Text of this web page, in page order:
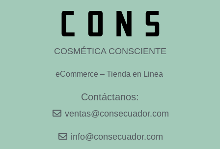
Contáctanos:
ventas@consecuador.com
info@consecuador.com
COSMÉTICA CONSCIENTE
eCommerce – Tienda en Linea